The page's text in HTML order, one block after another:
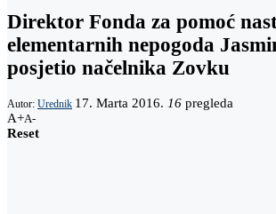
Direktor Fonda za pomoć
elementarnih nepogoda
posjetio načelnika Zovku
Autor: Urednik 17. Marta 2016. 16 pregleda
A+A-
Reset